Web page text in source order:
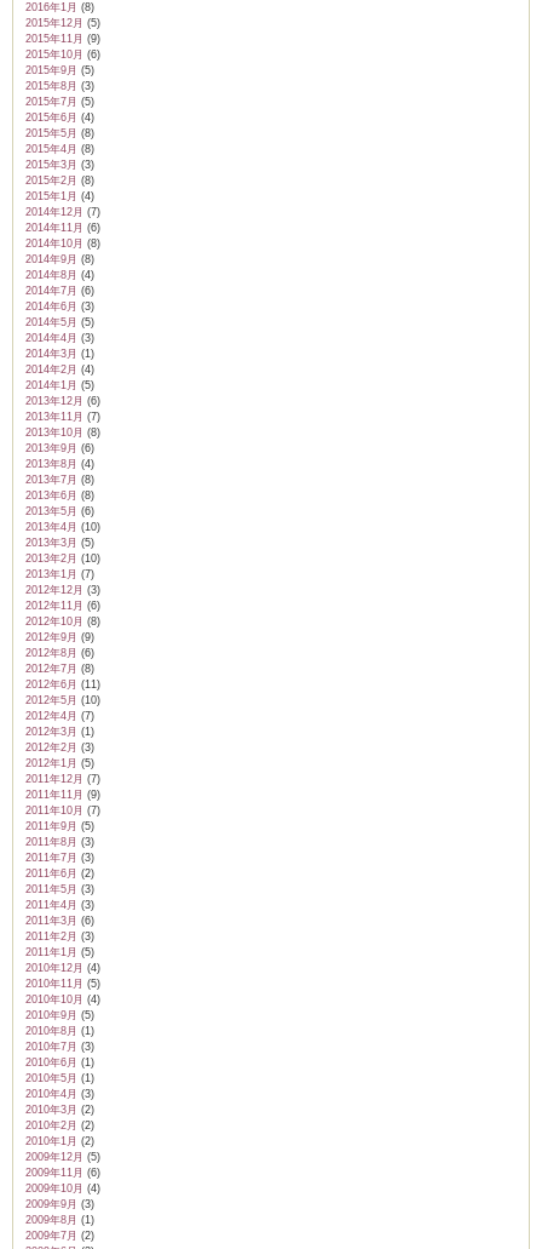
2016年1月 (8)
2015年12月 (5)
2015年11月 (9)
2015年10月 (6)
2015年9月 (5)
2015年8月 (3)
2015年7月 (5)
2015年6月 (4)
2015年5月 (8)
2015年4月 (8)
2015年3月 (3)
2015年2月 (8)
2015年1月 (4)
2014年12月 (7)
2014年11月 (6)
2014年10月 (8)
2014年9月 (8)
2014年8月 (4)
2014年7月 (6)
2014年6月 (3)
2014年5月 (5)
2014年4月 (3)
2014年3月 (1)
2014年2月 (4)
2014年1月 (5)
2013年12月 (6)
2013年11月 (7)
2013年10月 (8)
2013年9月 (6)
2013年8月 (4)
2013年7月 (8)
2013年6月 (8)
2013年5月 (6)
2013年4月 (10)
2013年3月 (5)
2013年2月 (10)
2013年1月 (7)
2012年12月 (3)
2012年11月 (6)
2012年10月 (8)
2012年9月 (9)
2012年8月 (6)
2012年7月 (8)
2012年6月 (11)
2012年5月 (10)
2012年4月 (7)
2012年3月 (1)
2012年2月 (3)
2012年1月 (5)
2011年12月 (7)
2011年11月 (9)
2011年10月 (7)
2011年9月 (5)
2011年8月 (3)
2011年7月 (3)
2011年6月 (2)
2011年5月 (3)
2011年4月 (3)
2011年3月 (6)
2011年2月 (3)
2011年1月 (5)
2010年12月 (4)
2010年11月 (5)
2010年10月 (4)
2010年9月 (5)
2010年8月 (1)
2010年7月 (3)
2010年6月 (1)
2010年5月 (1)
2010年4月 (3)
2010年3月 (2)
2010年2月 (2)
2010年1月 (2)
2009年12月 (5)
2009年11月 (6)
2009年10月 (4)
2009年9月 (3)
2009年8月 (1)
2009年7月 (2)